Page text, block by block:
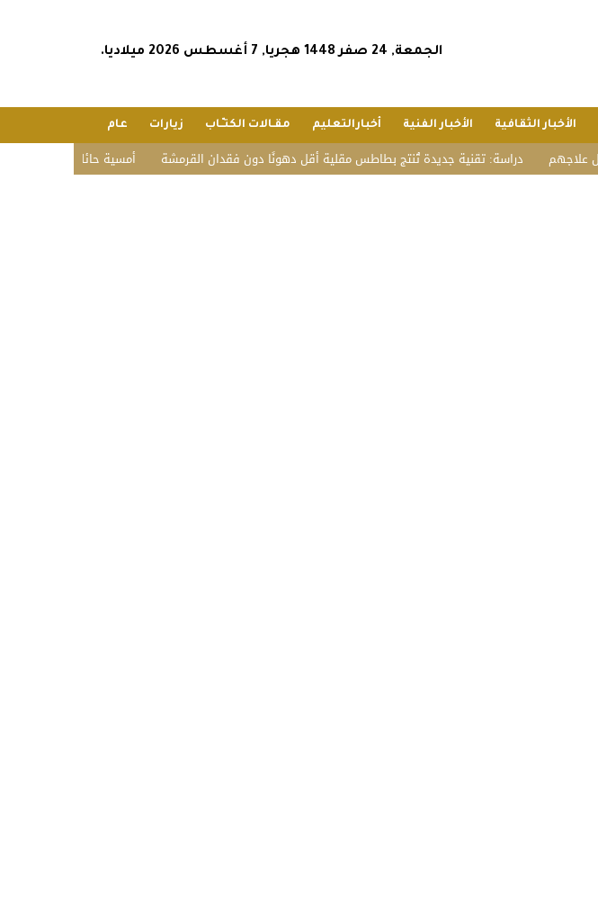
الجمعة, 24 صفر 1448 هجريا, 7 أغسطس 2026 ميلاديا.
الأخبار الثقافية الأخبار الفنية أخبارالتعليم مقـالات الكتـّـاب زيارات عام
أمسية حائلية تحتفي بالشعر وأهله.. دراسة: تقنية جديدة تُنتج بطاطس مقلية أقل دهونًا دون فقدان القرمشة